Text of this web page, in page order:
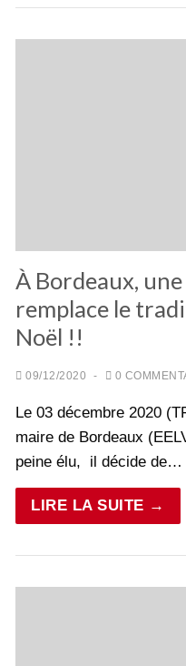
À Bordeaux,
remplace le
Noël !!
09/12/2020 - 0
Le 03 décembre 2020
maire de Bordeaux
peine élu, il décide de…
LIRE LA SUITE →